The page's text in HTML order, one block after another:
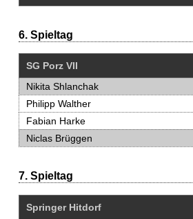
6. Spieltag
SG Porz VII
Nikita Shlanchak
Philipp Walther
Fabian Harke
Niclas Brüggen
7. Spieltag
Springer Hitdorf